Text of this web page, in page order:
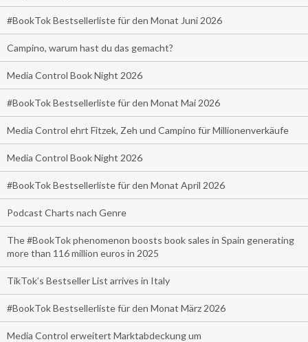
#BookTok Bestsellerliste für den Monat Juni 2026
Campino, warum hast du das gemacht?
Media Control Book Night 2026
#BookTok Bestsellerliste für den Monat Mai 2026
Media Control ehrt Fitzek, Zeh und Campino für Millionenverkäufe
Media Control Book Night 2026
#BookTok Bestsellerliste für den Monat April 2026
Podcast Charts nach Genre
The #BookTok phenomenon boosts book sales in Spain generating
more than 116 million euros in 2025
TikTok’s Bestseller List arrives in Italy
#BookTok Bestsellerliste für den Monat März 2026
Media Control erweitert Marktabdeckung um